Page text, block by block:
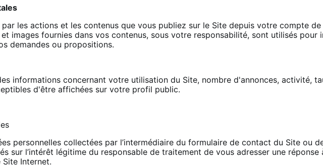
les actions et les contenus que vous publiez sur le Site depuis votre compte de
images fournies dans vos contenus, sous votre responsabilité, sont utilisés pour
demandes ou propositions.
informations concernant votre utilisation du Site, nombre d'annonces, activité,
d'être affichées sur votre profil public.
personnelles collectées par l’intermédiaire du formulaire de contact du Site ou
sur l’intérêt légitime du responsable de traitement de vous adresser une réponse
Internet.